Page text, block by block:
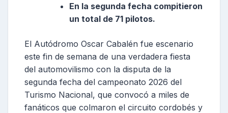
En la segunda fecha compitieron
un total de 71 pilotos.
El Autódromo Oscar Cabalén fue escenario
este fin de semana de una verdadera fiesta
del automovilismo con la disputa de la
segunda fecha del campeonato 2026 del
Turismo Nacional, que convocó a miles de
fanáticos que colmaron el circuito cordobés y